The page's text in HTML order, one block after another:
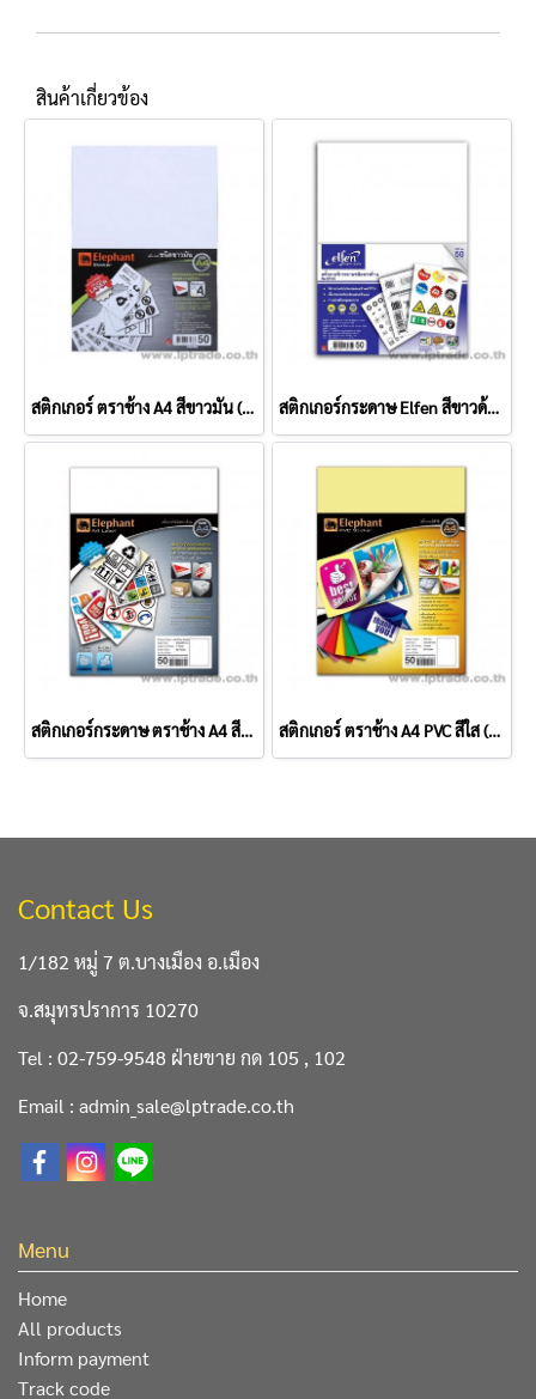
สินค้าเกี่ยวข้อง
สติกเกอร์ ตราช้าง A4 สีขาวมัน (แพ็ค 50 แผ่น) สติกเกอร์กระดาษ Elfen สีขาวด้าน (แพ็ค 50 แผ่น)
สติกเกอร์กระดาษ ตราช้าง A4 สีขาวด้าน (แพ็ค 50 แผ่น) สติกเกอร์ ตราช้าง A4 PVC สีใส (แพ็ค 50 แผ่น)
Contact Us
1/182 หมู่ 7 ต.บางเมือง อ.เมือง
จ.สมุทรปราการ 10270
Tel : 02-759-9548 ฝ่ายขาย กด 105 , 102
Email : admin_sale@lptrade.co.th
Menu
Home
All products
Inform payment
Track code